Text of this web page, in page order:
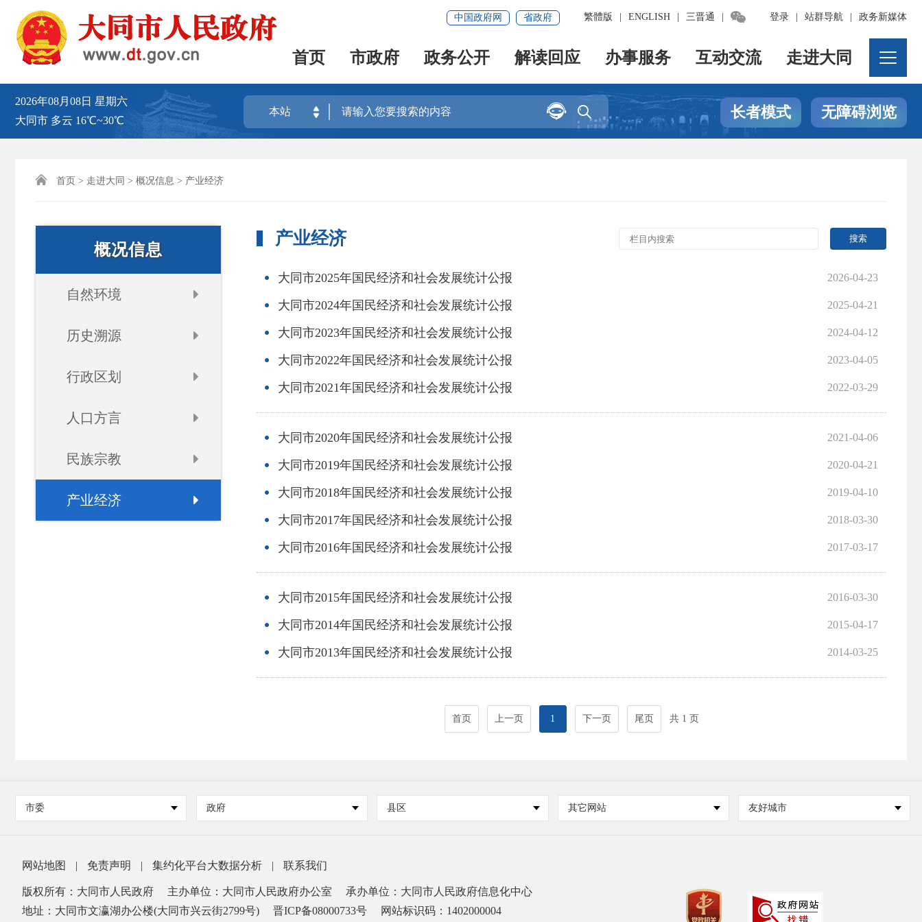
登录 站群导航 政务新媒体
繁體版 ENGLISH 三晋通 
中国政府网 省政府
首页 市政府 政务公开 解读回应 办事服务 互动交流 走进大同
2026年08月08日 星期六
大同市 多云 16℃~30℃
本站 
 长者模式 无障碍浏览
 首页 > 走进大同 > 概况信息 > 产业经济
概况信息
自然环境
历史溯源
行政区划
人口方言
民族宗教
产业经济
产业经济
大同市2025年国民经济和社会发展统计公报 2026-04-23
大同市2024年国民经济和社会发展统计公报 2025-04-21
大同市2023年国民经济和社会发展统计公报 2024-04-12
大同市2022年国民经济和社会发展统计公报 2023-04-05
大同市2021年国民经济和社会发展统计公报 2022-03-29
大同市2020年国民经济和社会发展统计公报 2021-04-06
大同市2019年国民经济和社会发展统计公报 2020-04-21
大同市2018年国民经济和社会发展统计公报 2019-04-10
大同市2017年国民经济和社会发展统计公报 2018-03-30
大同市2016年国民经济和社会发展统计公报 2017-03-17
大同市2015年国民经济和社会发展统计公报 2016-03-30
大同市2014年国民经济和社会发展统计公报 2015-04-17
大同市2013年国民经济和社会发展统计公报 2014-03-25
首页 上一页 1 下一页 尾页 共 1 页
市委 政府 县区 其它网站 友好城市
网站地图 | 免责声明 | 集约化平台大数据分析 | 联系我们
版权所有：大同市人民政府 主办单位：大同市人民政府办公室
承办单位：大同市人民政府信息化中心
地址：大同市文瀛湖办公楼(大同市兴云街2799号)
晋ICP备08000733号 网站标识码：1402000004